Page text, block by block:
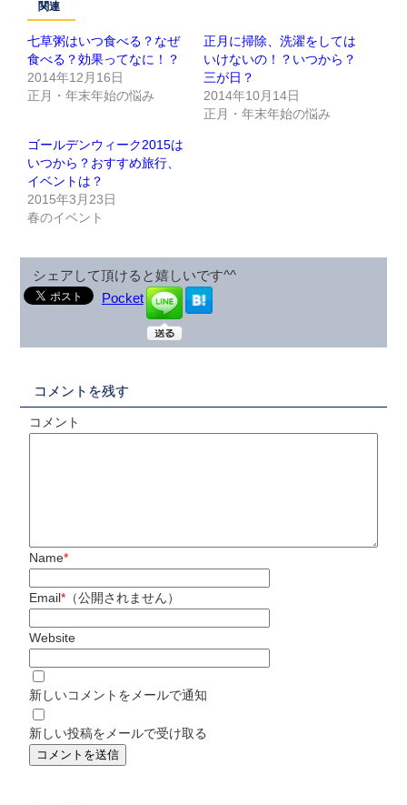
関連
七草粥はいつ食べる？なぜ
食べる？効果ってなに！？
2014年12月16日
正月・年末年始の悩み
正月に掃除、洗濯をしては
いけないの！？いつから？
三が日？
2014年10月14日
正月・年末年始の悩み
ゴールデンウィーク2015は
いつから？おすすめ旅行、
イベントは？
2015年3月23日
春のイベント
シェアして頂けると嬉しいです^^
Pocket
コメントを残す
コメント
Name*
Email*（公開されません）
Website
新しいコメントをメールで通知
新しい投稿をメールで受け取る